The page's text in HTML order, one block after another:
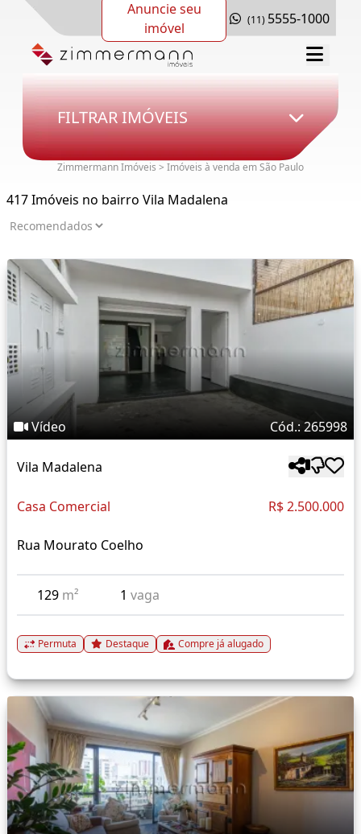
Anuncie seu
imóvel
(11) 5555-1000
FILTRAR IMÓVEIS
Zimmermann Imóveis > Imóveis à venda em São Paulo
417 Imóveis no bairro Vila Madalena
Vídeo Cód.: 265998
Vila Madalena
Casa Comercial R$ 2.500.000
Rua Mourato Coelho
129 m² 1 vaga
Permuta Destaque Compre já alugado